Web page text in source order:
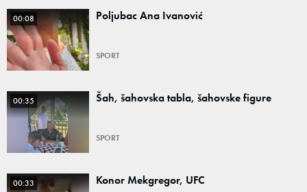
00:08 Poljubac Ana Ivanović
SPORT
00:35 Šah, šahovska tabla, šahovske figure
SPORT
00:33 Konor Mekgregor, UFC